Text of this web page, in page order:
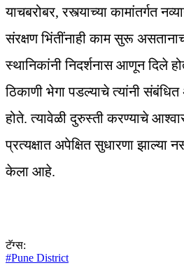
याचबरोबर, रस्त्याच्या कामांतर्गत
संरक्षण भिंतींनाही काम सुरू
स्थानिकांनी निदर्शनास आणून दिले
ठिकाणी भेगा पडल्याचे त्यांनी
होते. त्यावेळी दुरुस्ती करण्याचे
प्रत्यक्षात अपेक्षित सुधारणा झाल्या
केला आहे.
टॅग्स:
#Pune District